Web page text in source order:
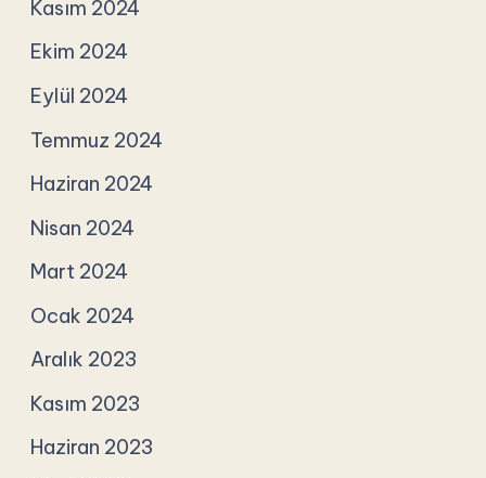
Kasım 2024
Ekim 2024
Eylül 2024
Temmuz 2024
Haziran 2024
Nisan 2024
Mart 2024
Ocak 2024
Aralık 2023
Kasım 2023
Haziran 2023